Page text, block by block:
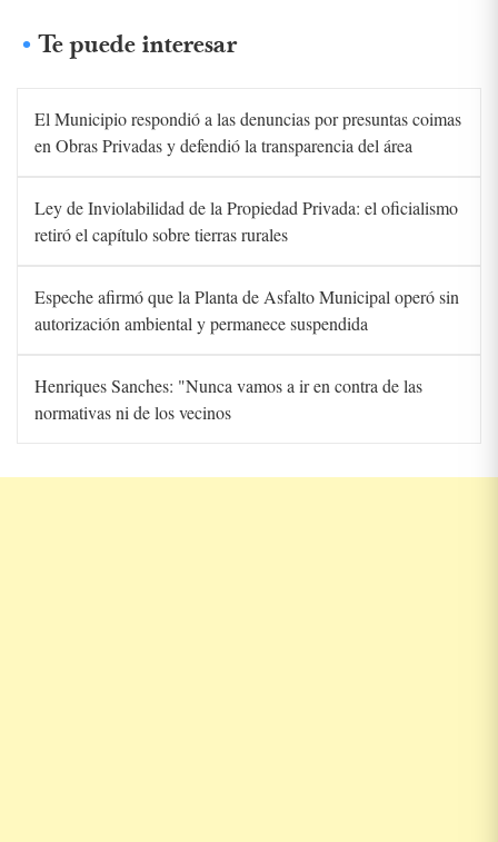
Te puede interesar
El Municipio respondió a las denuncias por presuntas coimas
en Obras Privadas y defendió la transparencia del área
Ley de Inviolabilidad de la Propiedad Privada: el oficialismo
retiró el capítulo sobre tierras rurales
Espeche afirmó que la Planta de Asfalto Municipal operó sin
autorización ambiental y permanece suspendida
Henriques Sanches: "Nunca vamos a ir en contra de las
normativas ni de los vecinos